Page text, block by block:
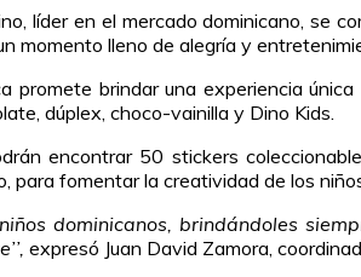
líder en el mercado dominicano, se
momento lleno de alegría y
promete brindar una experiencia
dúplex, choco-vainilla y Dino Kids.
encontrar 50 stickers
para fomentar la creatividad de los
dominicanos, brindándoles
expresó Juan David Zamora,